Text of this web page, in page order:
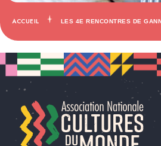
ACCUEIL LES 4E RENCONTRES DE